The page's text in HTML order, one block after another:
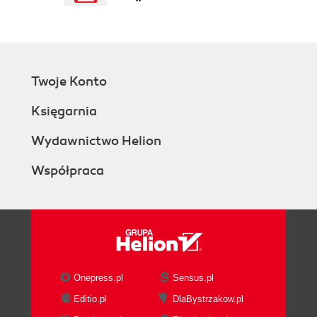
Rozdział 10. Ochrona przed wirusami i spamem
Twoje Konto
Księgarnia
Wydawnictwo Helion
Współpraca
Onepress.pl
Sensus.pl
Editio.pl
DlaBystrzakow.pl